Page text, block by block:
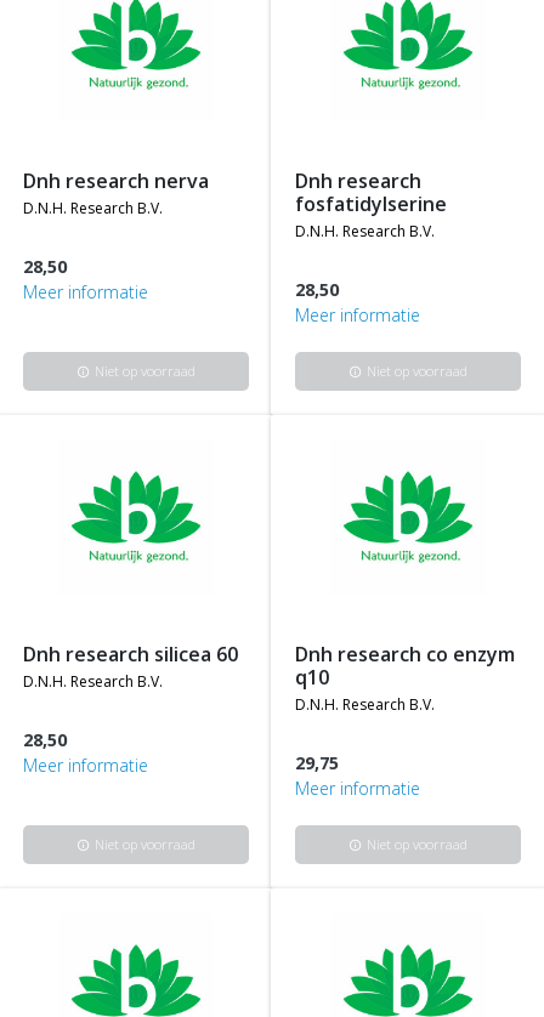
dnh research nerva
d.n.h. research b.v.
28,50
Meer informatie
info Niet op voorraad
dnh research
fosfatidylserine
d.n.h. research b.v.
28,50
Meer informatie
info Niet op voorraad
dnh research silicea 60
d.n.h. research b.v.
28,50
Meer informatie
info Niet op voorraad
dnh research co enzym
q10
d.n.h. research b.v.
29,75
Meer informatie
info Niet op voorraad